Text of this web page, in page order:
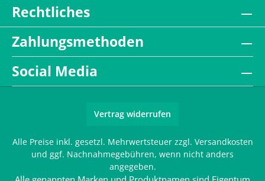
Rechtliches
Zahlungsmethoden
Social Media
Vertrag widerrufen
Alle Preise inkl. gesetzl. Mehrwertsteuer zzgl. Versandkosten
und ggf. Nachnahmegebühren, wenn nicht anders
angegeben.